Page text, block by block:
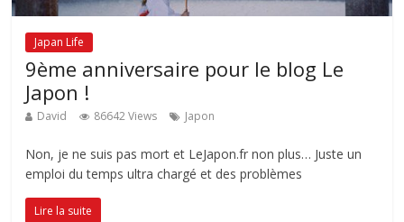
Japan Life
9ème anniversaire pour le blog Le
Japon !
David 86642 Views Japon
Non, je ne suis pas mort et LeJapon.fr non plus… Juste un
emploi du temps ultra chargé et des problèmes
Lire la suite